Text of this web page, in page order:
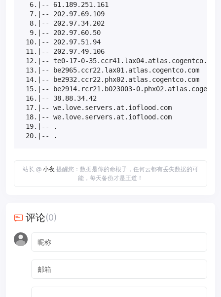
6.|-- 61.189.251.161
7.|-- 202.97.69.109
8.|-- 202.97.34.202
9.|-- 202.97.60.50
10.|-- 202.97.51.94
11.|-- 202.97.49.106
12.|-- te0-17-0-
13.|-- be2965.ccr22.lax01.atlas.cogentco.com
14.|-- be2932.ccr22.phx02.atlas.cogentco.com
15.|-- be2914.rcr21.b023003-
16.|-- 38.88.34.42
17.|-- we.love.servers.at.ioflood.com
18.|-- we.love.servers.at.ioflood.com
19.|-- .
20.|-- .
站长 @ 小夜 提醒您：数据是你的命根子，任何云都有丢失数据的可
能，每天备份才是王道！
评论(0)